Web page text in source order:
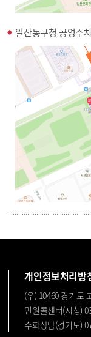
일산동구청 공영주
개인정보처리방
(우) 10460 경기도
민원콜센터(시청)
수화상담(경기도)